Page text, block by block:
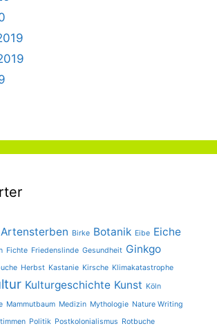
Artensterben Birke Botanik Eibe Eiche
Fichte Friedenslinde Gesundheit Ginkgo
Herbst Kastanie Kirsche Klimakatastrophe
Kulturgeschichte Kunst Köln
Mammutbaum Medizin Mythologie Nature Writing
Politik Postkolonialismus Rotbuche